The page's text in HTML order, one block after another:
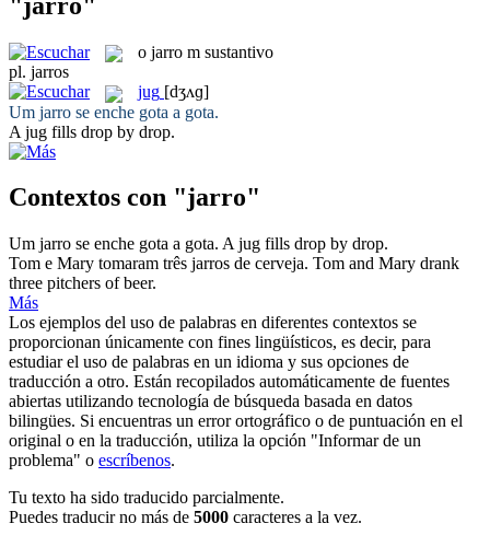
o jarro m sustantivo
pl. jarros
jug [dʒʌɡ]
Um jarro se enche gota a gota.
A jug fills drop by drop.
Contextos con "jarro"
Um jarro se enche gota a gota. A jug fills drop by drop.
Tom e Mary tomaram três jarros de cerveja. Tom and Mary drank
three pitchers of beer.
Más
Los ejemplos del uso de palabras en diferentes contextos se
proporcionan únicamente con fines lingüísticos, es decir, para
estudiar el uso de palabras en un idioma y sus opciones de
traducción a otro. Están recopilados automáticamente de fuentes
abiertas utilizando tecnología de búsqueda basada en datos
bilingües. Si encuentras un error ortográfico o de puntuación en el
original o en la traducción, utiliza la opción "Informar de un
problema" o escríbenos.
Tu texto ha sido traducido parcialmente.
Puedes traducir no más de 5000 caracteres a la vez.